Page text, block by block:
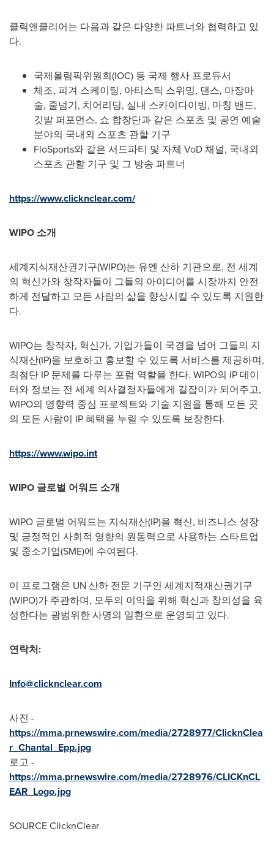
클릭앤클리어는 다음과 같은 다양한 파트너와 협력하고 있
다.
국제올림픽위원회(IOC) 등 국제 행사 프로듀서
체조, 피겨 스케이팅, 아티스틱 스위밍, 댄스, 마장마
술, 줄넘기, 치어리딩, 실내 스카이다이빙, 마칭 밴드,
깃발 퍼포먼스, 쇼 합창단과 같은 스포츠 및 공연 예술
분야의 국내외 스포츠 관할 기구
FloSports와 같은 서드파티 및 자체 VoD 채널, 국내외
스포츠 관할 기구 및 그 방송 파트너
https://www.clicknclear.com/
WIPO 소개
세계지식재산권기구(WIPO)는 유엔 산하 기관으로, 전 세계
의 혁신가와 창작자들이 그들의 아이디어를 시장까지 안전
하게 전달하고 모든 사람의 삶을 향상시킬 수 있도록 지원한
다.
WIPO는 창작자, 혁신가, 기업가들이 국경을 넘어 그들의 지
식재산(IP)을 보호하고 홍보할 수 있도록 서비스를 제공하며,
최첨단 IP 문제를 다루는 포럼 역할을 한다. WIPO의 IP 데이
터와 정보는 전 세계 의사결정자들에게 길잡이가 되어주고,
WIPO의 영향력 중심 프로젝트와 기술 지원을 통해 모든 곳
의 모든 사람이 IP 혜택을 누릴 수 있도록 보장한다.
https://www.wipo.int
WIPO 글로벌 어워드 소개
WIPO 글로벌 어워드는 지식재산(IP)을 혁신, 비즈니스 성장
및 긍정적인 사회적 영향의 원동력으로 사용하는 스타트업
및 중소기업(SME)에 수여된다.
이 프로그램은 UN 산하 전문 기구인 세계지적재산권기구
(WIPO)가 주관하며, 모두의 이익을 위해 혁신과 창의성을 육
성한다는 광범위한 사명의 일환으로 운영되고 있다.
연락처:
Info@clicknclear.com
사진 -
https://mma.prnewswire.com/media/2728977/ClicknClea
r_Chantal_Epp.jpg
로고 -
https://mma.prnewswire.com/media/2728976/CLICKnCL
EAR_Logo.jpg
SOURCE ClicknClear